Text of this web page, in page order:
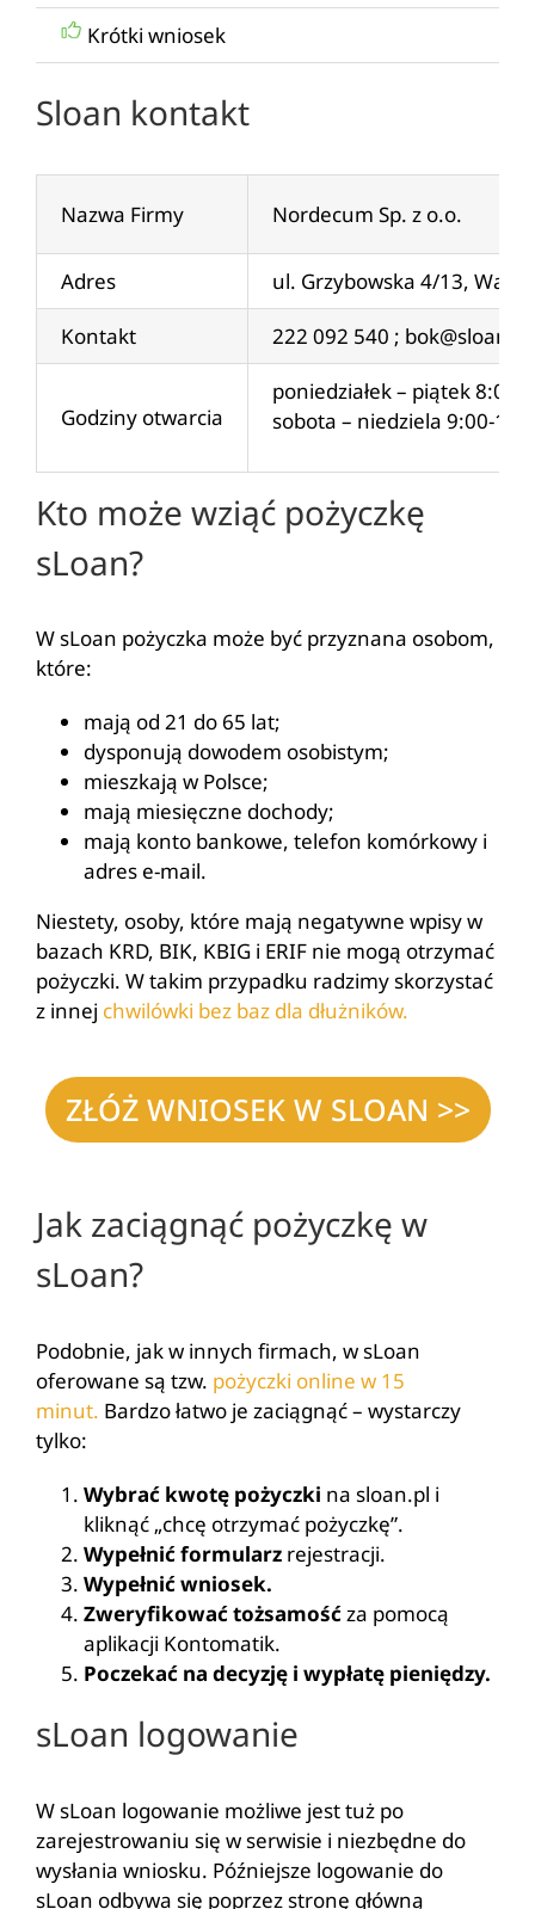
Krótki wniosek
Sloan kontakt
Nazwa Firmy Nordecum Sp. z o.o.
Adres
ul. Grzybowska 4/13,
Kontakt
222 092 540 ; bok@sloan.pl
Godziny otwarcia
poniedziałek – piątek 8:00-
sobota – niedziela 9:00-
Kto może wziąć pożyczkę
sLoan?
W sLoan pożyczka może być przyznana osobom,
które:
mają od 21 do 65 lat;
dysponują dowodem osobistym;
mieszkają w Polsce;
mają miesięczne dochody;
mają konto bankowe, telefon komórkowy i
adres e-mail.
Niestety, osoby, które mają negatywne wpisy w
bazach KRD, BIK, KBIG i ERIF nie mogą otrzymać
pożyczki. W takim przypadku radzimy skorzystać
z innej chwilówki bez baz dla dłużników.
ZŁÓŻ WNIOSEK W SLOAN >>
Jak zaciągnąć pożyczkę w
sLoan?
Podobnie, jak w innych firmach, w sLoan
oferowane są tzw. pożyczki online w 15
minut. Bardzo łatwo je zaciągnąć – wystarczy
tylko:
Wybrać kwotę pożyczki na sloan.pl i
kliknąć „chcę otrzymać pożyczkę”.
Wypełnić formularz rejestracji.
Wypełnić wniosek.
Zweryfikować tożsamośćza pomocą
aplikacji Kontomatik.
Poczekać na decyzję i wypłatę pieniędzy.
sLoan logowanie
W sLoan logowanie możliwe jest tuż po
zarejestrowaniu się w serwisie i niezbędne do
wysłania wniosku. Późniejsze logowanie do
sLoan odbywa się poprzez stronę główną